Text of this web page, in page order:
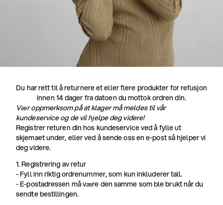
Du har rett til å returnere et eller flere produkter for refusjon
innen 14 dager fra datoen du mottok ordren din.
Vær oppmerksom på at klager må meldes til vår
kundeservice og de vil hjelpe deg videre!
Registrer returen din hos kundeservice ved å fylle ut
skjemaet under, eller ved å sende oss en e-post så hjelper vi
deg videre.
1. Registrering av retur
- Fyll inn riktig ordrenummer, som kun inkluderer tall.
- E-postadressen må være den samme som ble brukt når du
sendte bestillingen.